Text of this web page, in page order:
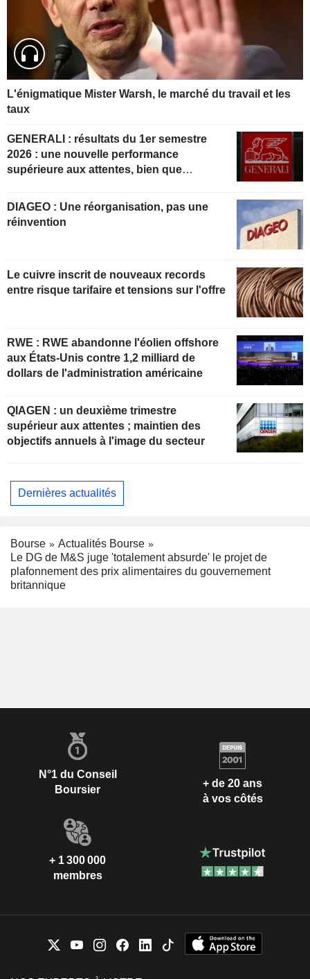
L'énigmatique Mister Warsh, le marché du travail et les
taux
GENERALI : résultats du 1er semestre
2026 : une nouvelle performance
supérieure aux attentes, bien que
DIAGEO : Une réorganisation, pas une
réinvention
Le cuivre inscrit de nouveaux records
entre risque tarifaire et tensions sur l'offre
RWE : RWE abandonne l'éolien offshore
aux États-Unis contre 1,2 milliard de
dollars de l'administration américaine
QIAGEN : un deuxième trimestre
supérieur aux attentes ; maintien des
objectifs annuels à l'image du secteur
Dernières actualités
Bourse
Actualités Bourse
Le DG de M&S juge 'totalement absurde' le projet de
plafonnement des prix alimentaires du gouvernement
britannique
N°1 du Conseil
Boursier
+ de 20 ans
à vos côtés
+ 1 300 000
membres